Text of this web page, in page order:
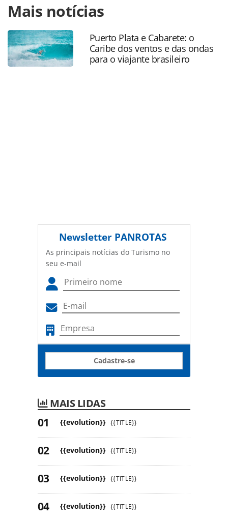
https://www.panrotas.com.br/mercado/operadoras/2022/
oficializa-cristiane-jayme-e-garante-retomada-
forte_188587.html ou as ferramentas oferecidas na página.
Todo o conteúdo produzido pela PANROTAS Editora é
protegido pela legislação brasileira sobre direito autoral.
Não reproduza o conteúdo sem autorização da PANROTAS
Mais notícias
Puerto Plata e Cabarete: o
Caribe dos ventos e das ondas
para o viajante brasileiro
Newsletter PANROTAS
As principais notícias do Turismo no
seu e-mail
Cadastre-se
MAIS LIDAS
{{evolution}} {{TITLE}}
{{evolution}} {{TITLE}}
{{evolution}} {{TITLE}}
{{evolution}} {{TITLE}}